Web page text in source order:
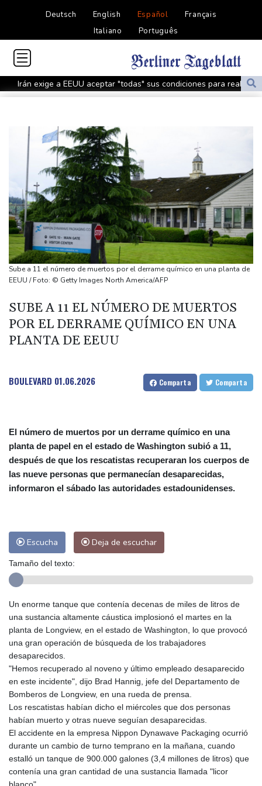
Deutsch English Español
Français
Italiano
Português
Irán exige a EEUU aceptar "todas" sus condiciones para reabrir
Ormuz
de pacifistas
Lionel Messi despidió a su fallecido padre entre mensajes de
cariño en Rosario
Netanyahu rechaza el plan de Gaza y se desmarca nuevamente
de Trump
El papa pide la apertura de corredores humanitarios en Sudán
Evacuaciones y vuelos cancelados en China por llegada del tifón
Dolphin
Al menos cinco muertos en Ucrania y Rusia tras nueva ola de
ataques cruzados
Irán afirma que Ormuz seguirá bloqueado hasta que EEUU
acepte "todas" sus condiciones
La fiebre del oro transforma vidas y paisajes en Afganistán
Irán plantea condiciones para la reapertura del estrecho de
Sube a 11 el número de muertos por el derrame químico en una planta de
EEUU / Foto: © Getty Images North America/AFP
SUBE A 11 EL NÚMERO DE MUERTOS
POR EL DERRAME QUÍMICO EN UNA
PLANTA DE EEUU
BOULEVARD 01.06.2026 Comparta Comparta
El número de muertos por un derrame químico en una
planta de papel en el estado de Washington subió a 11,
después de que los rescatistas recuperaran los cuerpos de
las nueve personas que permanecían desaparecidas,
informaron el sábado las autoridades estadounidenses.
Escucha Deja de escuchar
Tamaño del texto:
Un enorme tanque que contenía decenas de miles de litros de
una sustancia altamente cáustica implosionó el martes en la
planta de Longview, en el estado de Washington, lo que provocó
una gran operación de búsqueda de los trabajadores
desaparecidos.
"Hemos recuperado al noveno y último empleado desaparecido
en este incidente", dijo Brad Hannig, jefe del Departamento de
Bomberos de Longview, en una rueda de prensa.
Los rescatistas habían dicho el miércoles que dos personas
habían muerto y otras nueve seguían desaparecidas.
El accidente en la empresa Nippon Dynawave Packaging ocurrió
durante un cambio de turno temprano en la mañana, cuando
estalló un tanque de 900.000 galones (3,4 millones de litros) que
contenía una gran cantidad de una sustancia llamada "licor